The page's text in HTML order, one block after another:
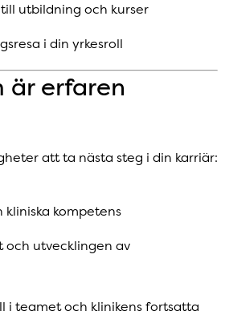
utbildning och kurser
i din yrkesroll
är erfaren
att ta nästa steg i din karriär:
kompetens
och utvecklingen av
i teamet och klinikens fortsatta